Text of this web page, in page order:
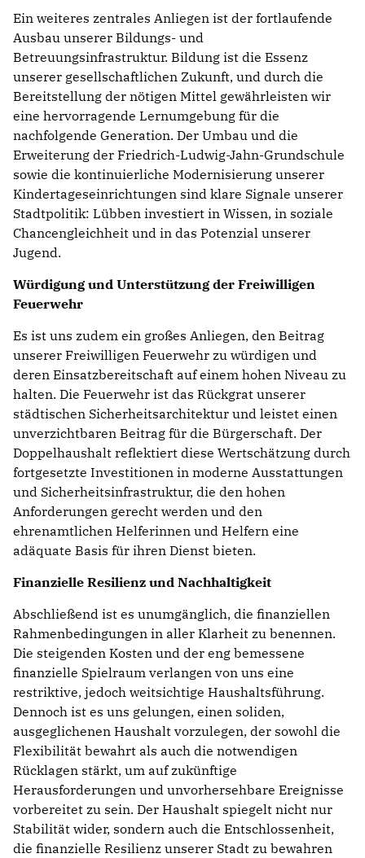
Ein weiteres zentrales Anliegen ist der fortlaufende
Ausbau unserer Bildungs- und
Betreuungsinfrastruktur. Bildung ist die Essenz
unserer gesellschaftlichen Zukunft, und durch die
Bereitstellung der nötigen Mittel gewährleisten wir
eine hervorragende Lernumgebung für die
nachfolgende Generation. Der Umbau und die
Erweiterung der Friedrich-Ludwig-Jahn-Grundschule
sowie die kontinuierliche Modernisierung unserer
Kindertageseinrichtungen sind klare Signale unserer
Stadtpolitik: Lübben investiert in Wissen, in soziale
Chancengleichheit und in das Potenzial unserer
Jugend.
Würdigung und Unterstützung der Freiwilligen
Feuerwehr
Es ist uns zudem ein großes Anliegen, den Beitrag
unserer Freiwilligen Feuerwehr zu würdigen und
deren Einsatzbereitschaft auf einem hohen Niveau zu
halten. Die Feuerwehr ist das Rückgrat unserer
städtischen Sicherheitsarchitektur und leistet einen
unverzichtbaren Beitrag für die Bürgerschaft. Der
Doppelhaushalt reflektiert diese Wertschätzung durch
fortgesetzte Investitionen in moderne Ausstattungen
und Sicherheitsinfrastruktur, die den hohen
Anforderungen gerecht werden und den
ehrenamtlichen Helferinnen und Helfern eine
adäquate Basis für ihren Dienst bieten.
Finanzielle Resilienz und Nachhaltigkeit
Abschließend ist es unumgänglich, die finanziellen
Rahmenbedingungen in aller Klarheit zu benennen.
Die steigenden Kosten und der eng bemessene
finanzielle Spielraum verlangen von uns eine
restriktive, jedoch weitsichtige Haushaltsführung.
Dennoch ist es uns gelungen, einen soliden,
ausgeglichenen Haushalt vorzulegen, der sowohl die
Flexibilität bewahrt als auch die notwendigen
Rücklagen stärkt, um auf zukünftige
Herausforderungen und unvorhersehbare Ereignisse
vorbereitet zu sein. Der Haushalt spiegelt nicht nur
Stabilität wider, sondern auch die Entschlossenheit,
die finanzielle Resilienz unserer Stadt zu bewahren